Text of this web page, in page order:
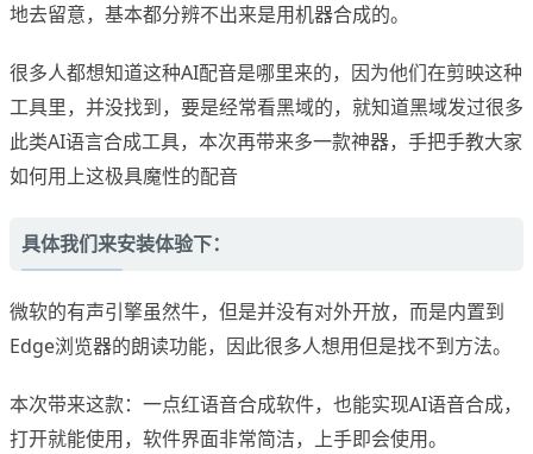
地去留意，基本都分辨不出来是用机器合成的。
很多人都想知道这种AI配音是哪里来的，因为他们在剪映这种
工具里，并没找到，要是经常看黑域的，就知道黑域发过很多
此类AI语言合成工具，本次再带来多一款神器，手把手教大家
如何用上这极具魔性的配音
具体我们来安装体验下：
微软的有声引擎虽然牛，但是并没有对外开放，而是内置到
Edge浏览器的朗读功能，因此很多人想用但是找不到方法。
本次带来这款：一点红语音合成软件，也能实现AI语音合成，
打开就能使用，软件界面非常简洁，上手即会使用。